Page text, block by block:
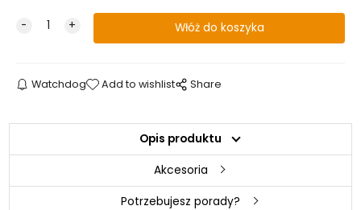
Watchdog Add to wishlist Share
Opis produktu
Akcesoria
Potrzebujesz porady?